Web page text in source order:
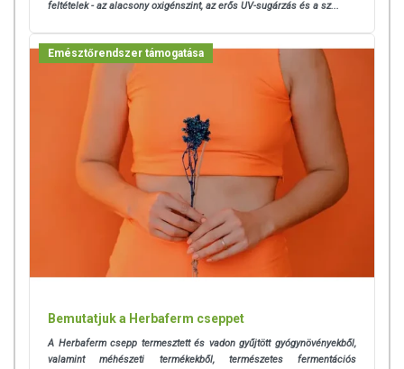
feltételek - az alacsony oxigénszint, az erős UV-sugárzás és a sz...
Emésztőrendszer támogatása
Bemutatjuk a Herbaferm cseppet
A Herbaferm csepp termesztett és vadon gyűjtött gyógynövényekből,
valamint méhészeti termékekből, természetes fermentációs